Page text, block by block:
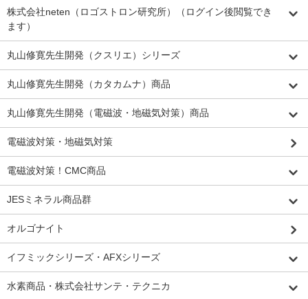
株式会社neten（ロゴストロン研究所）（ログイン後閲覧でき
ます）
丸山修寛先生開発（クスリエ）シリーズ
丸山修寛先生開発（カタカムナ）商品
丸山修寛先生開発（電磁波・地磁気対策）商品
電磁波対策・地磁気対策
電磁波対策！CMC商品
JESミネラル商品群
オルゴナイト
イフミックシリーズ・AFXシリーズ
水素商品・株式会社サンテ・テクニカ